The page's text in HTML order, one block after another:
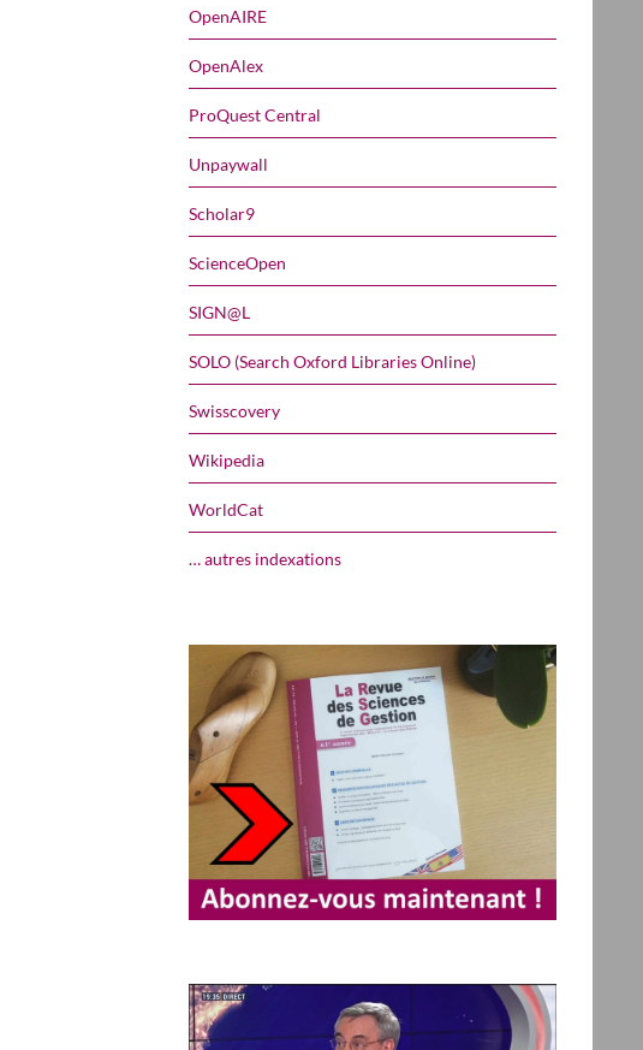
OpenAIRE
OpenAlex
ProQuest Central
Unpaywall
Scholar9
ScienceOpen
SIGN@L
SOLO (Search Oxford Libraries Online)
Swisscovery
Wikipedia
WorldCat
… autres indexations